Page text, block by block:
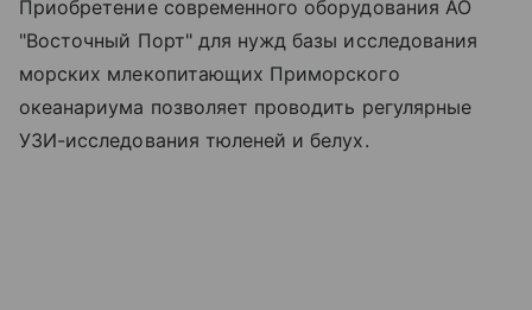
Приобретение современного оборудования АО
"Восточный Порт" для нужд базы исследования
морских млекопитающих Приморского
океанариума позволяет проводить регулярные
УЗИ-исследования тюленей и белух.